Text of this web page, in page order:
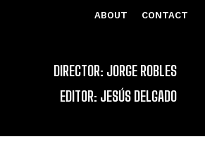
ABOUT CONTACT
DIRECTOR: JORGE ROBLES
EDITOR: JESÚS DELGADO